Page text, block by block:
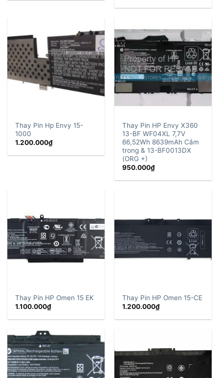
Thay Pin Hp Envy 15-
1000
1.200.000₫
Thay Pin HP Envy X360
13-BF WF04XL 7,7V
66,52Wh 8639mAh Cắm
trong & 13-BF0013DX
(ORG +)
950.000₫
Thay Pin HP Omen 15 EK
1.100.000₫
Thay Pin HP Omen 15-CE
1.200.000₫